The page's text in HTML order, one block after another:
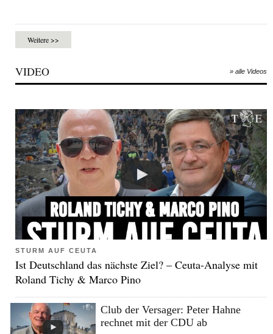
Weitere >>
VIDEO » alle Videos
STURM AUF CEUTA
Ist Deutschland das nächste Ziel? – Ceuta-Analyse mit
Roland Tichy & Marco Pino
Club der Versager: Peter Hahne
rechnet mit der CDU ab